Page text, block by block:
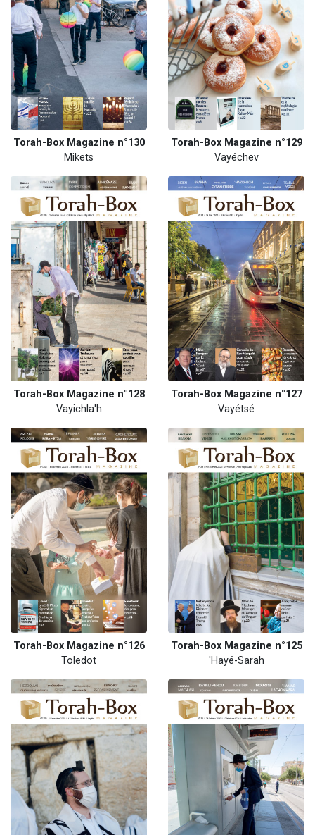
Torah-Box Magazine n°130
Mikets
Torah-Box Magazine n°129
Vayéchev
Torah-Box Magazine n°128
Vayichla'h
Torah-Box Magazine n°127
Vayétsé
Torah-Box Magazine n°126
Toledot
Torah-Box Magazine n°125
'Hayé-Sarah